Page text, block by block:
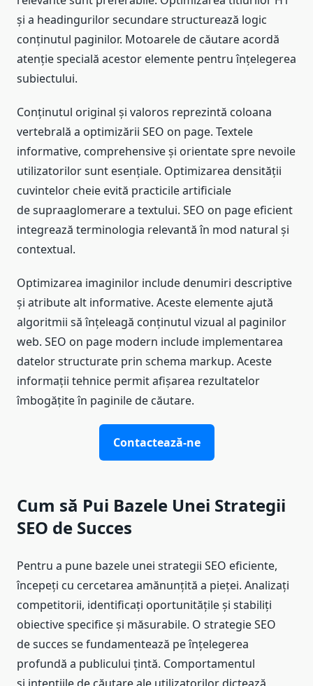
și a headingurilor secundare structurează logic
conținutul paginilor. Motoarele de căutare acordă
atenție specială acestor elemente pentru înțelegerea
subiectului.
Conținutul original și valoros reprezintă coloana
vertebrală a optimizării SEO on page. Textele
informative, comprehensive și orientate spre nevoile
utilizatorilor sunt esențiale. Optimizarea densității
cuvintelor cheie evită practicile artificiale
de supraaglomerare a textului. SEO on page eficient
integrează terminologia relevantă în mod natural și
contextual.
Optimizarea imaginilor include denumiri descriptive
și atribute alt informative. Aceste elemente ajută
algoritmii să înțeleagă conținutul vizual al paginilor
web. SEO on page modern include implementarea
datelor structurate prin schema markup. Aceste
informații tehnice permit afișarea rezultatelor
îmbogățite în paginile de căutare.
Contactează-ne
Cum să Pui Bazele Unei Strategii
SEO de Succes
Pentru a pune bazele unei strategii SEO eficiente,
începeți cu cercetarea amănunțită a pieței. Analizați
competitorii, identificați oportunitățile și stabiliți
obiective specifice și măsurabile. O strategie SEO
de succes se fundamentează pe înțelegerea
profundă a publicului țintă. Comportamentul